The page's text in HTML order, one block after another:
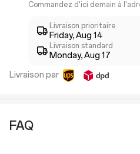
Commandez d'ici demain à
Livraison prioritaire
Friday, Aug 14
Livraison standard
Monday, Aug 17
Livraison par
FAQ